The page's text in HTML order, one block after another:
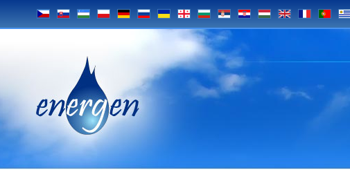
CS SK UZ PL DE RU UA GE BG SRB HR HU EN PT UY
Energen